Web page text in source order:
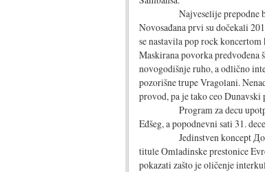
Najveselije prepodne bilo
Novosađana prvi su dočekali
se nastavila pop rock
Maskirana povorka predvođena
novogodišnje ruho, a odlično
pozorišne trupe Vragolani.
provod, pa je tako ceo
Program za decu
Eđšeg, a popodnevni sati 31.
Jedinstven koncept Дočeka
titule Omladinske prestonice
pokazati zašto je oličenje